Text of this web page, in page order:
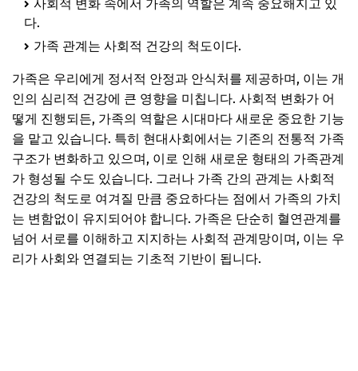
사회적 변화 속에서 가족의 역할은 계속 중요해지고 있
다.
가족 관계는 사회적 건강의 척도이다.
가족은 우리에게 정서적 안정과 안식처를 제공하며, 이는 개
인의 심리적 건강에 큰 영향을 미칩니다. 사회적 변화가 어
떻게 진행되든, 가족의 역할은 시대마다 새로운 중요한 기능
을 맡고 있습니다. 특히 현대사회에서는 기존의 전통적 가족
구조가 변화하고 있으며, 이로 인해 새로운 형태의 가족관계
가 형성될 수도 있습니다. 그러나 가족 간의 관계는 사회적
건강의 척도로 여겨질 만큼 중요하다는 점에서 가족의 가치
는 변함없이 유지되어야 합니다. 가족은 단순히 혈연관계를
넘어 서로를 이해하고 지지하는 사회적 관계망이며, 이는 우
리가 사회와 연결되는 기초적 기반이 됩니다.